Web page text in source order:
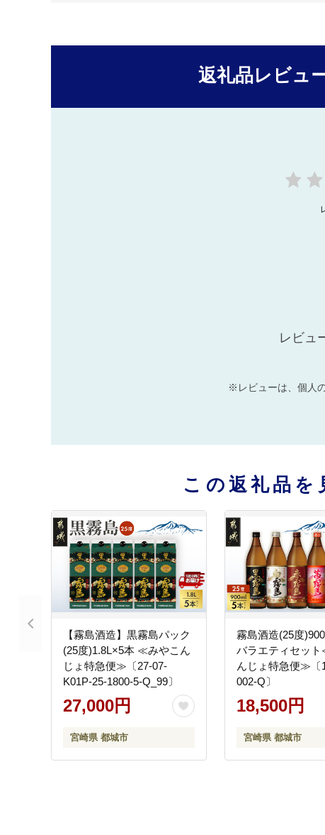
返礼品レビュ
レビュ
※レビューは、個人
この返礼品を
【霧島酒造】黒霧島パック
(25度)1.8L×5本 ≪みやこん
じょ特急便≫〔27-07-
K01P-25-1800-5-Q_99〕
27,000円
宮崎県 都城市
霧島酒造(25度
バラエティセッ
んじょ特急便≫〔
002-Q〕
18,500円
宮崎県 都城市